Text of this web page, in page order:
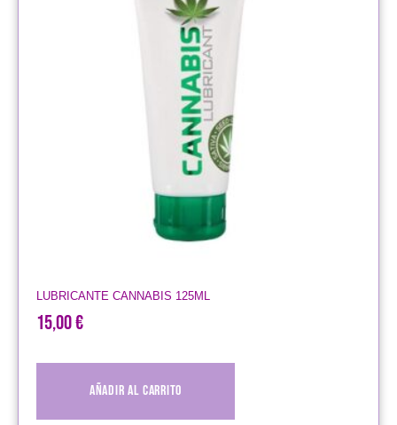
LUBRICANTE CANNABIS 125ML
15,00€
Añadir al carrito